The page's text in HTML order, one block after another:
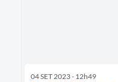
04 SET 2023 - 12h49